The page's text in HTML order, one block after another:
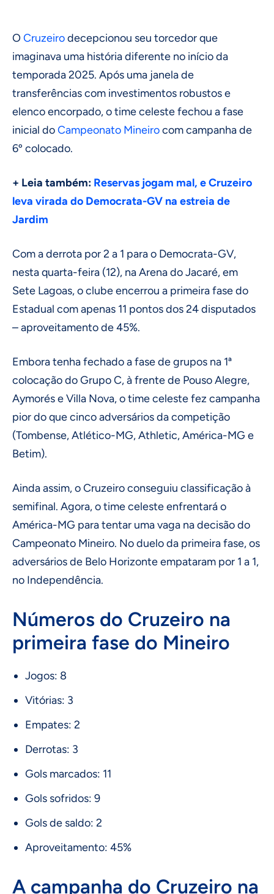
OCruzeirodecepcionou seu torcedor que
imaginava uma história diferente no início da
temporada 2025. Após uma janela de
transferências com investimentos robustos e
elenco encorpado, o time celeste fechou a fase
inicial doCampeonato Mineirocom campanha de
6º colocado.
+ Leia também: Reservas jogam mal, e Cruzeiro
leva virada do Democrata-GV na estreia de
Jardim
Com a derrota por 2 a 1 para o Democrata-GV,
nesta quarta-feira (12), na Arena do Jacaré, em
Sete Lagoas, o clube encerrou a primeira fase do
Estadual com apenas 11 pontos dos 24 disputados
– aproveitamento de 45%.
Embora tenha fechado a fase de grupos na 1ª
colocação do Grupo C, à frente de Pouso Alegre,
Aymorés e Villa Nova, o time celeste fez campanha
pior do que cinco adversários da competição
(Tombense, Atlético-MG, Athletic, América-MG e
Betim).
Ainda assim, o Cruzeiro conseguiu classificação à
semifinal. Agora, o time celeste enfrentará o
América-MG para tentar uma vaga na decisão do
Campeonato Mineiro. No duelo da primeira fase, os
adversários de Belo Horizonte empataram por 1 a 1,
no Independência.
Números do Cruzeiro na
primeira fase do Mineiro
Jogos: 8
Vitórias: 3
Empates: 2
Derrotas: 3
Gols marcados: 11
Gols sofridos: 9
Gols de saldo: 2
Aproveitamento: 45%
A campanha do Cruzeiro na